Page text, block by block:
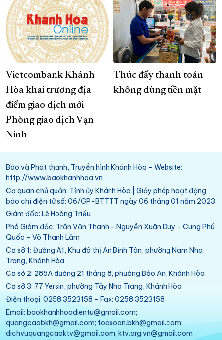
Vietcombank Khánh
Hòa khai trương địa
điểm giao dịch mới
Phòng giao dịch Vạn
Ninh
Thúc đẩy thanh toán
không dùng tiền mặt
Báo và Phát thanh, Truyền hình Khánh Hòa - Website:
http://www.baokhanhhoa.vn
Cơ quan chủ quản: Tỉnh ủy Khánh Hòa | Giấy phép hoạt động
báo chí điện tử số: 06/GP-BTTTT ngày 06 tháng 01 năm 2023
Giám đốc: Lê Hoàng Triều
Phó Giám đốc: Trần Văn Thanh - Nguyễn Xuân Duy - Cung Phú
Quốc - Võ Thanh Lâm
Cơ sở 1: Đường A1, Khu đô thị An Bình Tân, phường Nam Nha
Trang, Khánh Hòa
Cơ sở 2: 285A đường 21 tháng 8, phường Bảo An, Khánh Hòa
Cơ sở 3: 77 Yersin, phường Tây Nha Trang, Khánh Hòa
Điện thoại: 0258.3523158 - Fax: 0258.3523158
Email: baokhanhhoadientu@gmail.com;
quangcaobkh@gmail.com; toasoan.bkh@gmail.com;
dichvuquangcaoktv@gmail.com; ktv.org.vn@gmail.com